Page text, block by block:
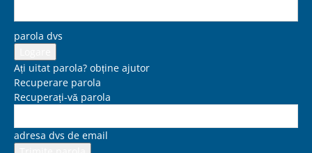
parola dvs
Ați uitat parola? obține ajutor
Recuperare parola
Recuperați-vă parola
adresa dvs de email